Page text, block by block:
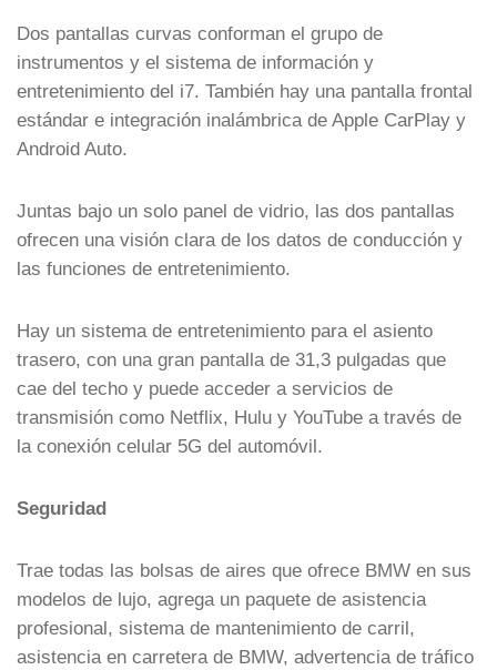
Dos pantallas curvas conforman el grupo de
instrumentos y el sistema de información y
entretenimiento del i7. También hay una pantalla frontal
estándar e integración inalámbrica de Apple CarPlay y
Android Auto.
Juntas bajo un solo panel de vidrio, las dos pantallas
ofrecen una visión clara de los datos de conducción y
las funciones de entretenimiento.
Hay un sistema de entretenimiento para el asiento
trasero, con una gran pantalla de 31,3 pulgadas que
cae del techo y puede acceder a servicios de
transmisión como Netflix, Hulu y YouTube a través de
la conexión celular 5G del automóvil.
Seguridad
Trae todas las bolsas de aires que ofrece BMW en sus
modelos de lujo, agrega un paquete de asistencia
profesional, sistema de mantenimiento de carril,
asistencia en carretera de BMW, advertencia de tráfico